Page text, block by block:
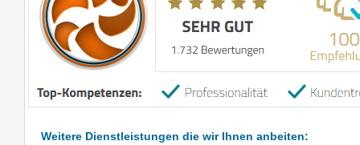
Weitere Dienstleistungen die wir Ihnen anbeiten: